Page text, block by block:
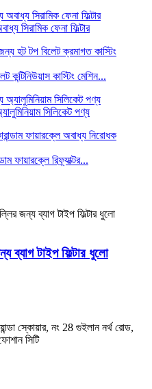
সিরামিক ফেনা ফিল্টার
কন্টিনিউয়াস কাস্টিং মেশিন...
সিলিকেট পণ্য
ফায়ারক্লে রিফ্র্যাক্টর...
ব্যাগ টাইপ ফিল্টার ধুলো
স্কোয়ার, নং 28 গুইলান নর্থ রোড,
সিটি